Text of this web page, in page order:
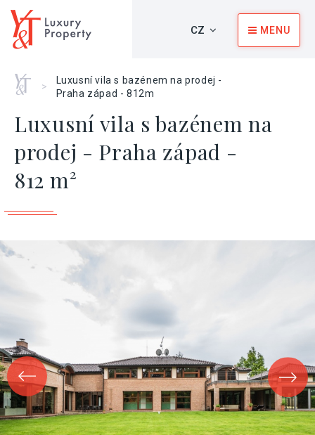
CZ MENU
Home
>
Luxusní vila s bazénem na prodej -
Praha západ - 812m
Luxusní vila s bazénem na
prodej - Praha západ -
812 m²